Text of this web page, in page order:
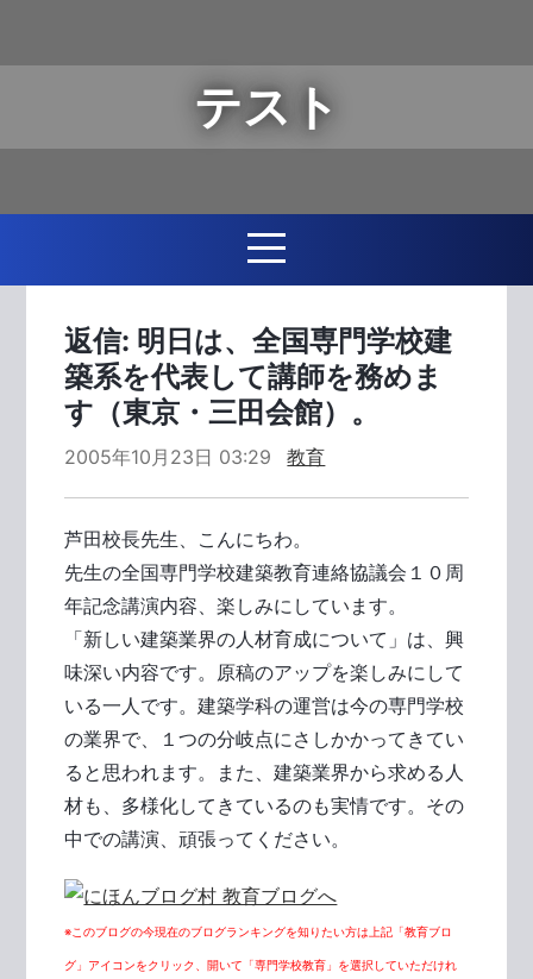
テスト
返信: 明日は、全国専門学校建
築系を代表して講師を務めま
す（東京・三田会館）。
2005年10月23日 03:29 教育
芦田校長先生、こんにちわ。
先生の全国専門学校建築教育連絡協議会１０周
年記念講演内容、楽しみにしています。
「新しい建築業界の人材育成について」は、興
味深い内容です。原稿のアップを楽しみにして
いる一人です。建築学科の運営は今の専門学校
の業界で、１つの分岐点にさしかかってきてい
ると思われます。また、建築業界から求める人
材も、多様化してきているのも実情です。その
中での講演、頑張ってください。
※このブログの今現在のブログランキングを知りたい方は上記「教育ブロ
グ」アイコンをクリック、開いて「専門学校教育」を選択していただけれ